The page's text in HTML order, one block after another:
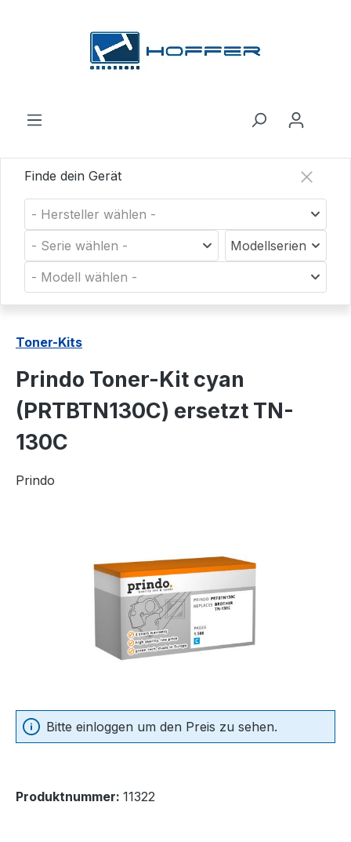
Finde dein Gerät
- Hersteller wählen -
- Serie wählen -
Modellserien
- Modell wählen -
Toner-Kits
Prindo Toner-Kit cyan
(PRTBTN130C) ersetzt TN-
130C
Prindo
Bitte einloggen um den Preis zu sehen.
Produktnummer: 11322